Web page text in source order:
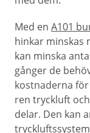
Med en A101
hinkar minskas
kan minska
gånger de
kostnaderna
ren tryckluft
delar. Den kan